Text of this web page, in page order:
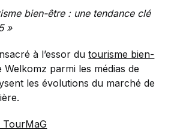
bien-être : une tendance clé
»
à l’essor dutourisme bien-
Welkomz parmi les médias de
les évolutions du marché de
TourMaG